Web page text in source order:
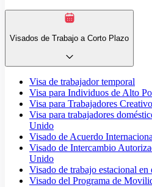
Visados de Trabajo a Corto Plazo
Visa de trabajador temporal
Visa para Individuos de Alto
Visa para Trabajadores
Visa para trabajadores
Unido
Visado de Acuerdo
Visado de Intercambio
Unido
Visado de trabajo estacional
Visado del Programa de